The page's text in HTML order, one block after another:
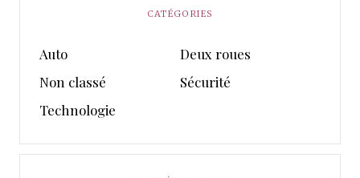
CATÉGORIES
Auto
Deux roues
Non classé
Sécurité
Technologie